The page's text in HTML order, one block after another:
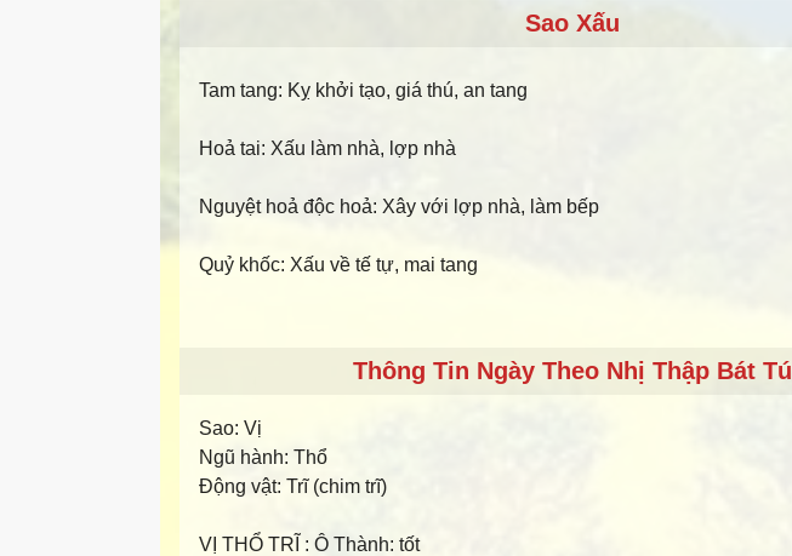
Sao Xấu
Tam tang: Kỵ khởi tạo, giá thú, an tang
Hoả tai: Xấu làm nhà, lợp nhà
Nguyệt hoả độc hoả: Xây với lợp nhà, làm bếp
Quỷ khốc: Xấu về tế tự, mai tang
Thông Tin Ngày Theo Nhị Thập Bát Tú
Sao: Vị
Ngũ hành: Thổ
Động vật: Trĩ (chim trĩ)
VỊ THỔ TRĨ : Ô Thành: tốt